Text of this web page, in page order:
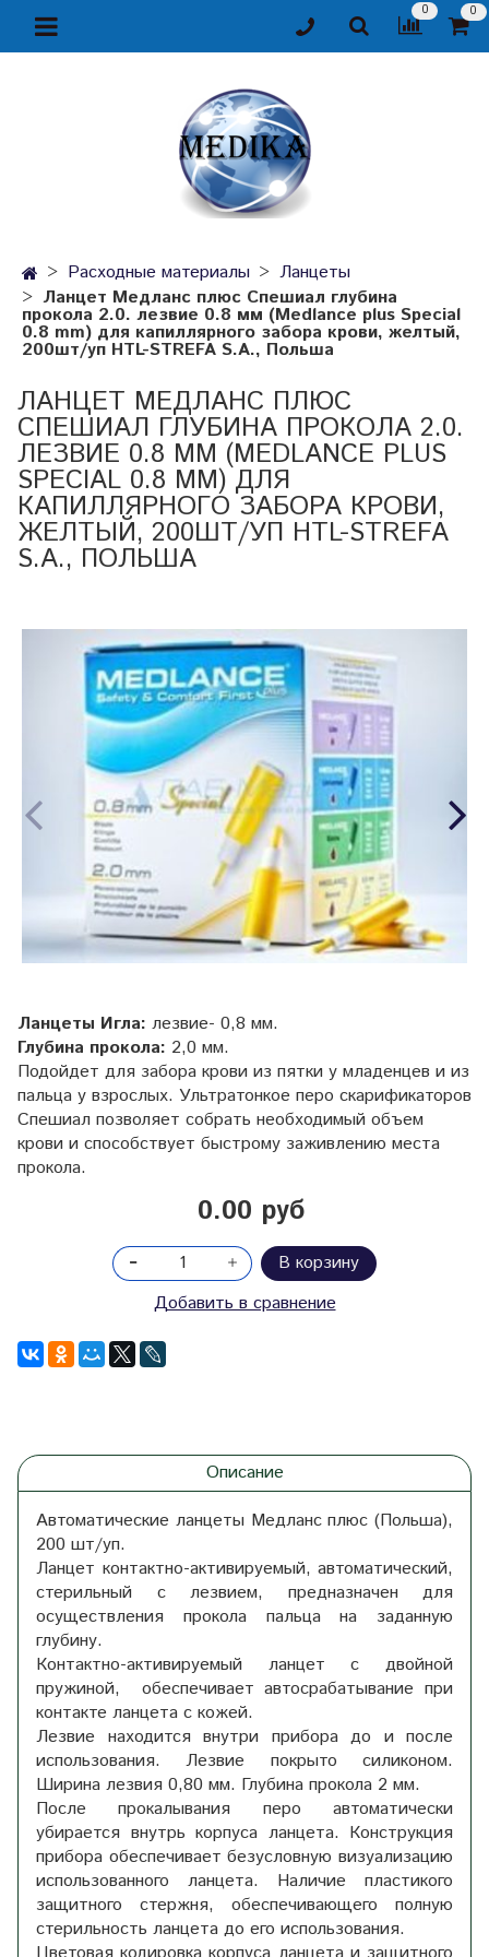
0 0
Расходные материалы
Ланцеты
Ланцет Медланс плюс Спешиал глубина
прокола 2.0. лезвие 0.8 мм (Medlance plus Special
0.8 mm) для капиллярного забора крови, желтый,
200шт/уп HTL-STREFA S.A., Польша
ЛАНЦЕТ МЕДЛАНС ПЛЮС
СПЕШИАЛ ГЛУБИНА ПРОКОЛА 2.0.
ЛЕЗВИЕ 0.8 ММ (MEDLANCE PLUS
SPECIAL 0.8 MM) ДЛЯ
КАПИЛЛЯРНОГО ЗАБОРА КРОВИ,
ЖЕЛТЫЙ, 200ШТ/УП HTL-STREFA
S.A., ПОЛЬША
Ланцеты Игла: лезвие- 0,8 мм.
Глубина прокола: 2,0 мм.
Подойдет для забора крови из пятки у младенцев и из
пальца у взрослых. Ультратонкое перо скарификаторов
Спешиал позволяет собрать необходимый объем
крови и способствует быстрому заживлению места
прокола.
0.00 руб
В корзину
Добавить в сравнение
Описание
Автоматические ланцеты Медланс плюс (Польша),
200 шт/уп.
Ланцет контактно-активируемый, автоматический,
стерильный с лезвием, предназначен для
осуществления прокола пальца на заданную
глубину.
Контактно-активируемый ланцет с двойной
пружиной, обеспечивает автосрабатывание при
контакте ланцета с кожей.
Лезвие находится внутри прибора до и после
использования. Лезвие покрыто силиконом.
Ширина лезвия 0,80 мм. Глубина прокола 2 мм.
После прокалывания перо автоматически
убирается внутрь корпуса ланцета. Конструкция
прибора обеспечивает безусловную визуализацию
использованного ланцета. Наличие пластикого
защитного стержня, обеспечивающего полную
стерильность ланцета до его использования.